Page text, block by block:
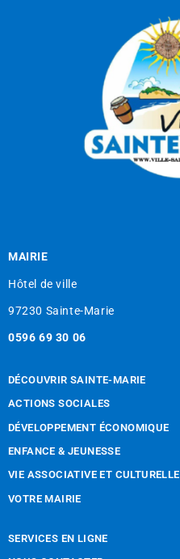
MAIRIE
Hôtel de ville
97230 Sainte-Marie
0596 69 30 06
DÉCOUVRIR SAINTE-MARIE
ACTIONS SOCIALES
DÉVELOPPEMENT ÉCONOMIQUE
ENFANCE & JEUNESSE
VIE ASSOCIATIVE ET CULTURELLE
VOTRE MAIRIE
SERVICES EN LIGNE